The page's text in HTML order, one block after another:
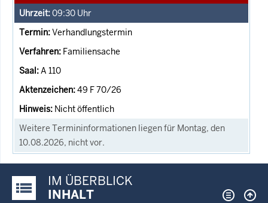
09:30 Uhr
Verhandlungstermin
Familiensache
A 110
49 F 70/26
Nicht öffentlich
Weitere Termininformationen liegen für Montag, den
10.08.2026, nicht vor.
Justiz-Portal im Überblick:
IM ÜBERBLICK
INHALT